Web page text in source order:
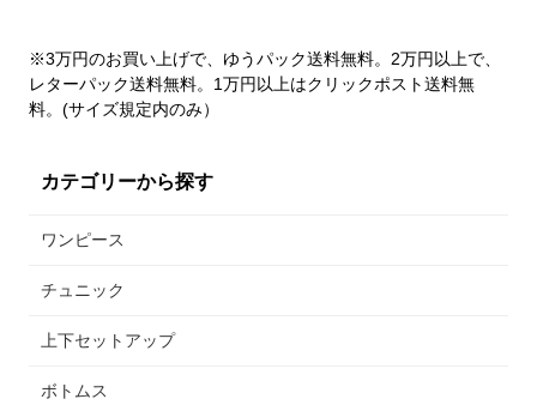
※3万円のお買い上げで、ゆうパック送料無料。2万円以上で、
レターパック送料無料。1万円以上はクリックポスト送料無
料。(サイズ規定内のみ）
カテゴリーから探す
ワンピース
チュニック
上下セットアップ
ボトムス